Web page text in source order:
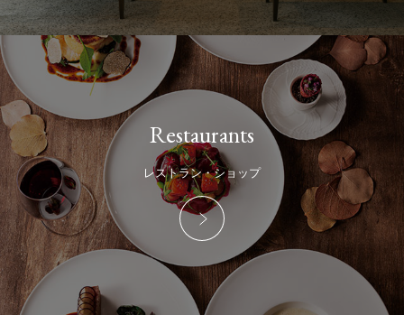
Restaurants
レストラン・ショップ